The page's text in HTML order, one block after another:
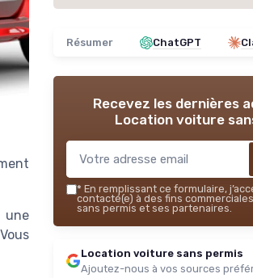
une
Résumer ChatGPT
Recevez les dernières
Location voiture
* En remplissant ce formulaire,
contacté(e) à des fins
sans permis et ses partenaires.
Location voiture sans permis
Ajoutez-nous à vos sources